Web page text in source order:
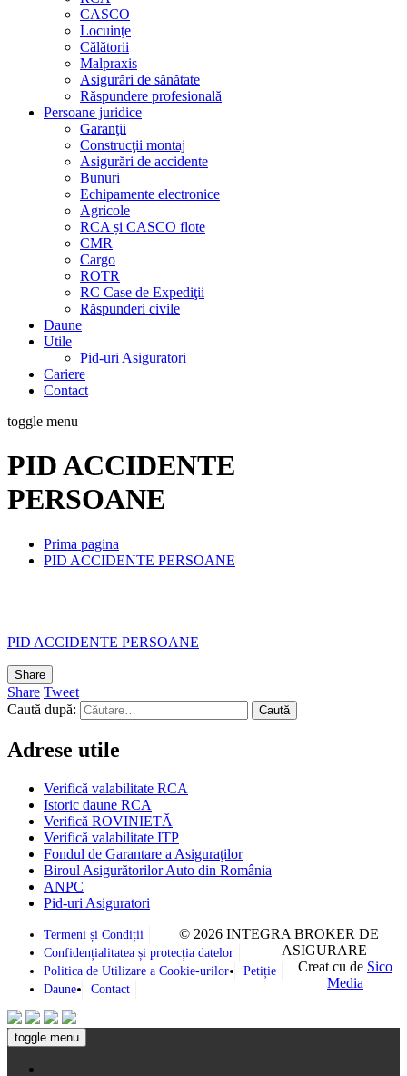
CASCO
Locuinţe
Călătorii
Malpraxis
Asigurări de sănătate
Răspundere profesională
Persoane juridice
Garanţii
Construcţii montaj
Asigurări de accidente
Bunuri
Echipamente electronice
Agricole
RCA și CASCO flote
CMR
Cargo
ROTR
RC Case de Expediţii
Răspunderi civile
Daune
Utile
Pid-uri Asiguratori
Cariere
Contact
toggle menu
PID ACCIDENTE
PERSOANE
Prima pagina
PID ACCIDENTE PERSOANE
PID ACCIDENTE PERSOANE
Share
Share Tweet
Caută după:
Adrese utile
Verifică valabilitate RCA
Istoric daune RCA
Verifică ROVINIETĂ
Verifică valabilitate ITP
Fondul de Garantare a Asiguraţilor
Biroul Asigurătorilor Auto din România
ANPC
Pid-uri Asiguratori
Termeni și Condiții
Confidențialitatea și protecția datelor
Politica de Utilizare a Cookie-urilor
Petiție
Daune
Contact
© 2026 INTEGRA BROKER DE
ASIGURARE
Creat cu de Sico
Media
toggle menu